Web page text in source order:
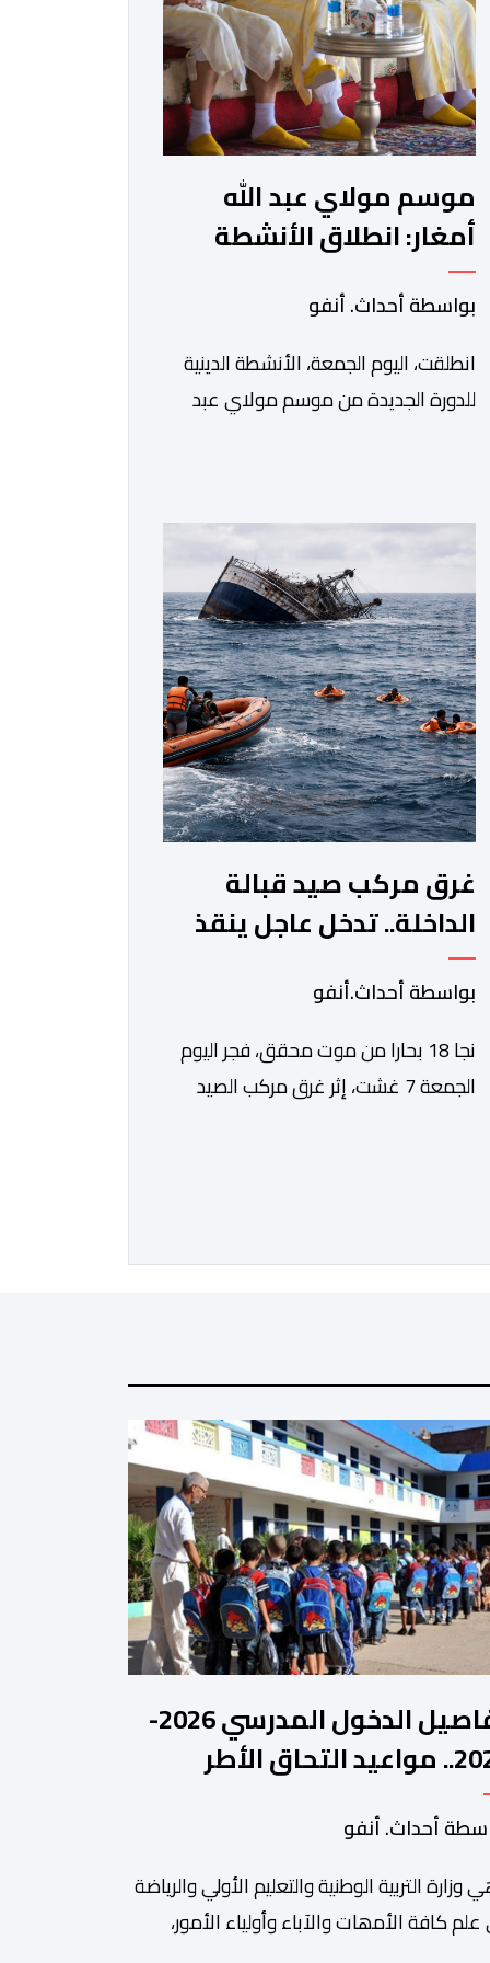
موسم مولاي عبد الله
أمغار: انطلاق الأنشطة
الدينية في أجواء من
الخشوع الروحي
بواسطة أحداث. أنفو
انطلقت، اليوم الجمعة، الأنشطة الدينية
للدورة الجديدة من موسم مولاي عبد
الإقليمي للجديدة، ورئيس المجلس
العلمي المحلي للجديدة، وذلك بحضور
شخصيات مدنية وعسكرية ودينية. وجرت
مراسيم افتتاح فعاليات الموسم بالخيمة
الرسمية، حيث أُلقيت كلمات كل من رئيس
المجلس […]
غرق مركب صيد قبالة
الداخلة.. تدخل عاجل ينقذ
18 بحارا من الموت
بواسطة أحداث.أنفو
نجا 18 بحارا من موت محقق، فجر اليوم
الجمعة 7 غشت، إثر غرق مركب الصيد
أثناء مزاولته نشاط الصيد البحري، قبل أن
أبرزالتظاهرات التراثية بالمغرب، والتي تستقطب سنويا
تفاصيل الدخول المدرسي 2026-
2027.. مواعيد التحاق الأطر
بالمؤسسات التعليمية
أحداث. أنفو
وزارة التربیة الوطنیة والتعلیم الأولي والریاضة
علم كافة الأمھات والآباء وأولیاء الأمور،